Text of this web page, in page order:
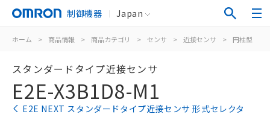
制御機器 Japan
ホーム > 商品情報 > 商品カテゴリ > センサ > 近接センサ > 円柱型
スタンダードタイプ近接センサ
E2E-X3B1D8-M1
E2E NEXT スタンダードタイプ近接センサ 形式セレクタ